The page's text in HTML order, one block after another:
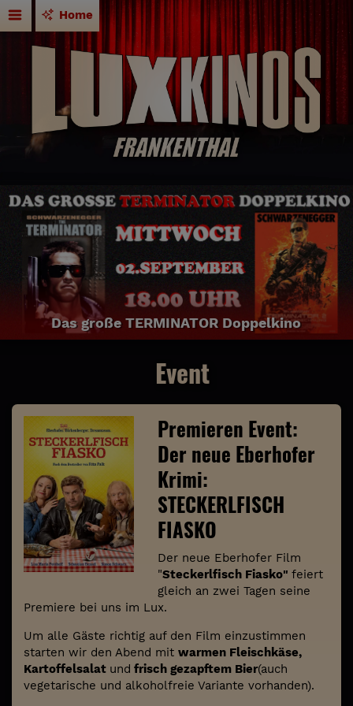
Home
Das große TERMINATOR Doppelkino
Event
Premieren Event:
Der neue Eberhofer
Krimi:
STECKERLFISCH
FIASKO
Der neue Eberhofer Film
"Steckerlfisch Fiasko" feiert
gleich an zwei Tagen seine
Premiere bei uns im Lux.
Um alle Gäste richtig auf den Film einzustimmen
starten wir den Abend mit warmen Fleischkäse,
Kartoffelsalat und frisch gezapftem Bier(auch
vegetarische und alkoholfreie Variante vorhanden).